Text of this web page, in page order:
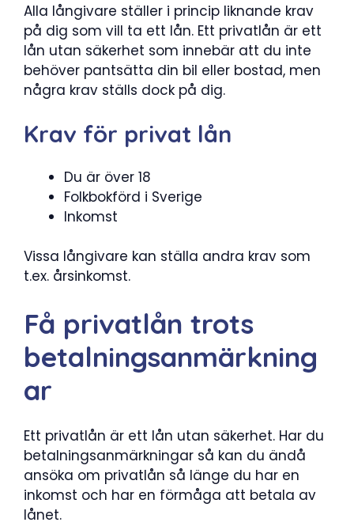
Alla långivare ställer i princip liknande krav
på dig som vill ta ett lån. Ett privatlån är ett
lån utan säkerhet som innebär att du inte
behöver pantsätta din bil eller bostad, men
några krav ställs dock på dig.
Krav för privat lån
Du är över 18
Folkbokförd i Sverige
Inkomst
Vissa långivare kan ställa andra krav som
t.ex. årsinkomst.
Få privatlån trots
betalningsanmärkning
ar
Ett privatlån är ett lån utan säkerhet. Har du
betalningsanmärkningar så kan du ändå
ansöka om privatlån så länge du har en
inkomst och har en förmåga att betala av
lånet.